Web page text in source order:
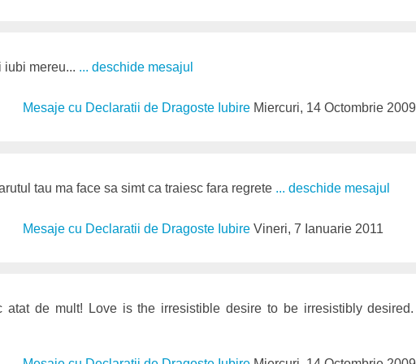
iubi mereu... ... deschide mesajul
Mesaje cu Declaratii de Dragoste Iubire Miercuri, 14 Octombrie 2009
tau ma face sa simt ca traiesc fara regrete ... deschide mesajul
Mesaje cu Declaratii de Dragoste IubireVineri, 7 Ianuarie 2011
atat de mult! Love is the irresistible desire to be irresistibly desired.